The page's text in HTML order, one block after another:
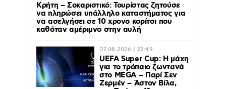
Κρήτη – Σοκαριστικό: Τουρίστας ζητούσε
να πληρώσει υπάλληλο καταστήματος για
να ασελγήσει σε 10 χρονο κορίτσι που
καθόταν αμέριμνο στην αυλή
07.08.2026 | 22:49
UEFA Super Cup: Η μάχη
για το τρόπαιο ζωντανά
στο MEGA – Παρί Σεν
Ζερμέν – Άστον Βίλα,